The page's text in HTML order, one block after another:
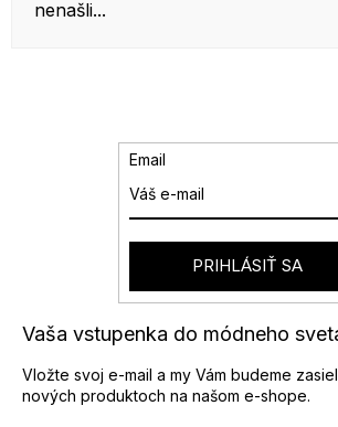
nenašli...
Vaša vstupenka do módneho
Vložte svoj e-mail a my Vám budeme
nových produktoch na našom e-shope.
Email
PRIHLÁSIŤ SA